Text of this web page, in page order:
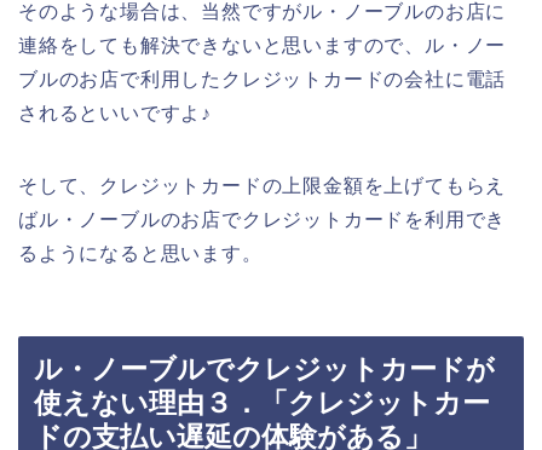
そのような場合は、当然ですがル・ノーブルのお店に
連絡をしても解決できないと思いますので、ル・ノー
ブルのお店で利用したクレジットカードの会社に電話
されるといいですよ♪
そして、クレジットカードの上限金額を上げてもらえ
ばル・ノーブルのお店でクレジットカードを利用でき
るようになると思います。
ル・ノーブルでクレジットカードが
使えない理由３．「クレジットカー
ドの支払い遅延の体験がある」